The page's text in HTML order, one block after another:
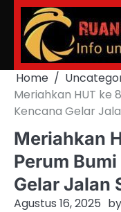
Skip
content
Home
Meriahkan HUT ke
Kencana Gelar
Meriahkan
Perum
Gelar Jalan
Agustus 16, 2025 by